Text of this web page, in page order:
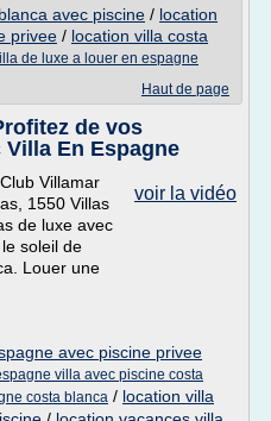
avec piscine / location
privee / location villa costa
de luxe a louer en espagne
Haut de page
de vos
En Espagne
voir la vidéo
Villamar
1550 Villas
de luxe avec
soleil de
Louer une
avec piscine privee
villa avec piscine costa
costa blanca / location villa